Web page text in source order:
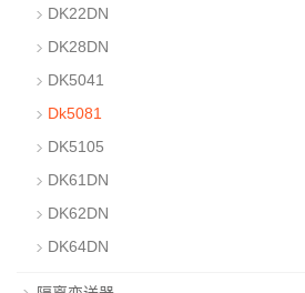
DK22DN
DK28DN
DK5041
Dk5081
DK5105
DK61DN
DK62DN
DK64DN